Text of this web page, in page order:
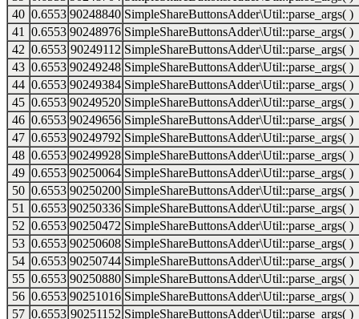
40 0.6553 90248840 SimpleShareButtonsAdder\Util::parse_args( )
41
0.6553 90248976 SimpleShareButtonsAdder\Util::parse_args( )
42 0.6553 90249112 SimpleShareButtonsAdder\Util::parse_args( )
43 0.6553 90249248 SimpleShareButtonsAdder\Util::parse_args( )
44 0.6553 90249384 SimpleShareButtonsAdder\Util::parse_args( )
45 0.6553 90249520 SimpleShareButtonsAdder\Util::parse_args( )
46 0.6553 90249656 SimpleShareButtonsAdder\Util::parse_args( )
47 0.6553 90249792 SimpleShareButtonsAdder\Util::parse_args( )
48 0.6553 90249928 SimpleShareButtonsAdder\Util::parse_args( )
49 0.6553 90250064 SimpleShareButtonsAdder\Util::parse_args( )
50 0.6553 90250200 SimpleShareButtonsAdder\Util::parse_args( )
51
0.6553 90250336 SimpleShareButtonsAdder\Util::parse_args( )
52 0.6553 90250472 SimpleShareButtonsAdder\Util::parse_args( )
53 0.6553 90250608 SimpleShareButtonsAdder\Util::parse_args( )
54 0.6553 90250744 SimpleShareButtonsAdder\Util::parse_args( )
55 0.6553 90250880 SimpleShareButtonsAdder\Util::parse_args( )
56 0.6553 90251016 SimpleShareButtonsAdder\Util::parse_args( )
57 0.6553 90251152 SimpleShareButtonsAdder\Util::parse_args( )